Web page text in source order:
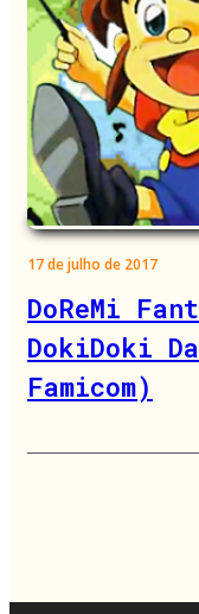
17 de julho de 2017
DoReMi
DokiDoki
Famicom)